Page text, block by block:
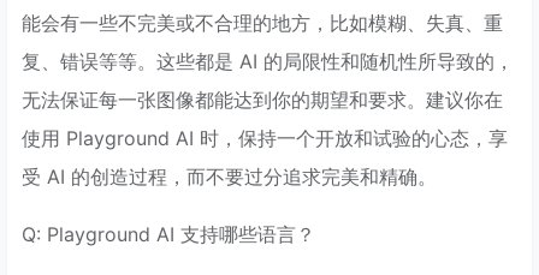
能会有一些不完美或不合理的地方，比如模糊、失真、重
复、错误等等。这些都是 AI 的局限性和随机性所导致的，
无法保证每一张图像都能达到你的期望和要求。建议你在
使用 Playground AI 时，保持一个开放和试验的心态，享
受 AI 的创造过程，而不要过分追求完美和精确。
Q: Playground AI 支持哪些语言？